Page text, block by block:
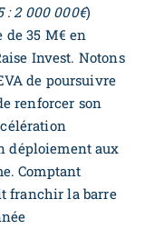
: 2 000 000€)
de 35 M€ en
Invest. Notons
de poursuivre
renforcer son
déploiement aux
Comptant
franchir la barre